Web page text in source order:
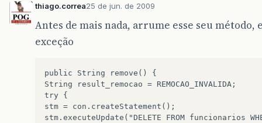
thiago.correa25 de jun. de 2009
Antes de mais nada, arrume esse seu método,
exceção
public String remove() {
String result_remocao = REMOCAO_INVALIDA;
try {
stm = con.createStatement();
stm.executeUpdate("DELETE FROM